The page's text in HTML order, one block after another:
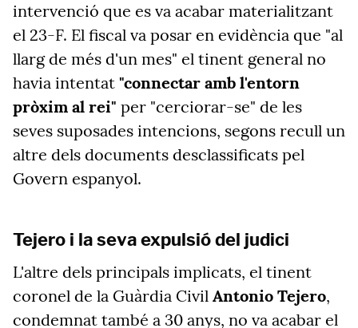
intervenció que es va acabar materialitzant
el 23-F. El fiscal va posar en evidència que "al
llarg de més d'un mes" el tinent general no
havia intentat "connectar amb l'entorn
pròxim al rei" per "cerciorar-se" de les
seves suposades intencions, segons recull un
altre dels documents desclassificats pel
Govern espanyol.
Tejero i la seva expulsió del judici
L'altre dels principals implicats, el tinent
coronel de la Guàrdia Civil Antonio Tejero,
condemnat també a 30 anys, no va acabar el